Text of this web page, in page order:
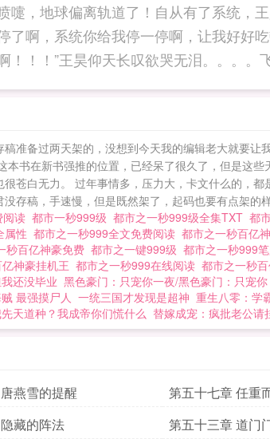
嚏，地球偏离轨道了！自从有了系统，
了啊，系统你给我停一停啊，让我好好
！！！”王昊仰天长叹欲哭无泪。。。。
准备过两天架的，没想到今天我的编辑老大就要
书在新书强推的位置，已经呆了很久了，但是这
苍白无力。 过年事情多，压力大，卡文什么的，
存稿，手速慢，但是既然架了，起码也要有点架
阅读 都市一秒999级 都市之一秒999级全集TXT 都
属性 都市之一秒999全文免费阅读 都市之一秒百亿
秒百亿神豪免费 都市之一键999级 都市之一秒999
神豪挂机王 都市之一秒999在线阅读 都市之一秒
还没毕业 黑色豪门：只宠你一夜/黑色豪门：只宠你
最强摸尸人 一统三国才发现是超神 重生八零：学
天道种？我成帝你们慌什么 替嫁成宠：疯批老公请
燕雪的提醒 第五十七章 任重
藏的阵法 第五十三章 道门